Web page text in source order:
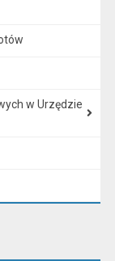
w Urzędzie